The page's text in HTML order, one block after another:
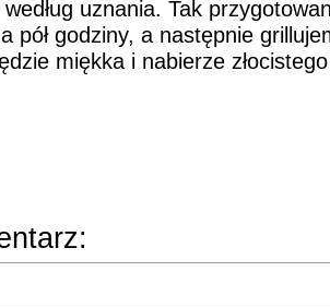
uznania. Tak
pół godziny, a następnie
miękka i nabierze